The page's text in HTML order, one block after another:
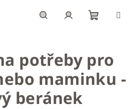
košík
potřeby pro
maminku -
beránek